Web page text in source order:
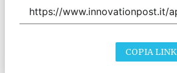
COPIA LINK